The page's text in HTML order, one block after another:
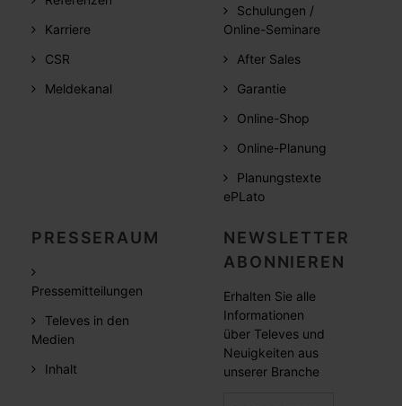
Karriere
CSR
Meldekanal
Schulungen /
Online-Seminare
After Sales
Garantie
Online-Shop
Online-Planung
Planungstexte
ePLato
PRESSERAUM
Pressemitteilungen
Televes in den
Medien
Inhalt
NEWSLETTER
ABONNIEREN
Erhalten Sie alle
Informationen
über Televes und
Neuigkeiten aus
unserer Branche